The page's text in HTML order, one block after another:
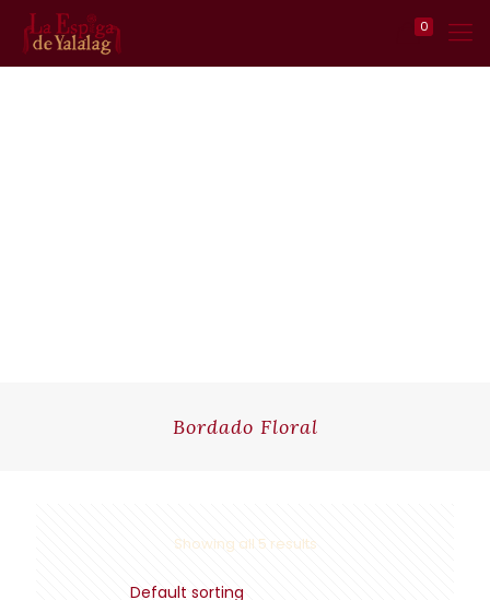
0
Bordado Floral
Showing all 5 results